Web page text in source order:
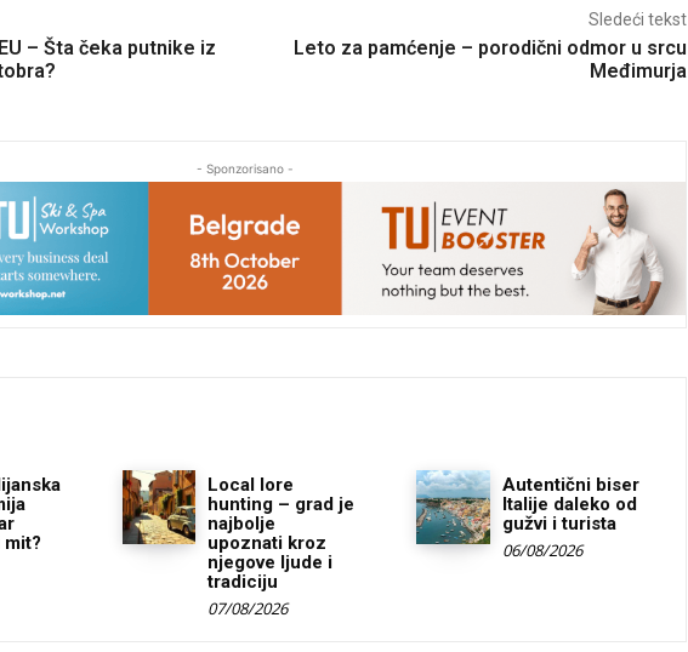
– Šta čeka putnike iz
Sledeći tekst
Leto za pamćenje – porodični odmor u srcu
Međimurja
- Sponzorisano -
Local lore
hunting – grad je
najbolje
upoznati kroz
njegove ljude i
tradiciju
07/08/2026
Autentični biser
Italije daleko od
gužvi i turista
06/08/2026